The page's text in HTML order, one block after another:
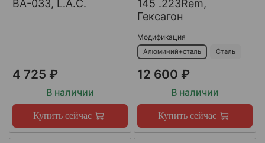
BA-033, L.A.C.
4 725 ₽
В наличии
Купить сейчас
145 .223Rem,
Гексагон
Модификация
Алюминий+сталь Сталь
12 600 ₽
В наличии
Купить сейчас